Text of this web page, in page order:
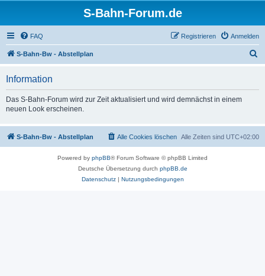
S-Bahn-Forum.de
FAQ Anmelden
Registrieren
S-Bahn-Bw - Abstellplan
Information
Das S-Bahn-Forum wird zur Zeit aktualisiert und wird demnächst in einem
neuen Look erscheinen.
S-Bahn-Bw - Abstellplan Alle Zeiten sind UTC+02:00
Alle Cookies löschen
Powered by phpBB® Forum Software © phpBB Limited
Deutsche Übersetzung durch phpBB.de
Datenschutz| Nutzungsbedingungen